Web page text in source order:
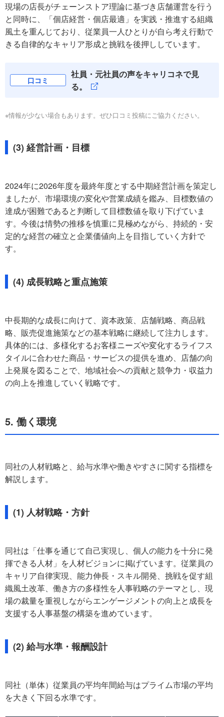
現場の店長がチェーンストア理論に基づき店舗運営を行う
と同時に、「個店経営・個店最適」を実践・推進する組織
風土を重んじており、従業員一人ひとりが自ら考え行動で
きる自律的なキャリア形成と挑戦を後押ししています。
口コミ
社員・元社員の声をキャリコネで見
る。
※情報が少ない場合もあります。ぜひ口コミ投稿にご協力ください。
(3) 経営計画・目標
2024年に2026年度を最終年度とする中期経営計画を策定し
ましたが、市場環境の変化や営業成績を鑑み、目標数値の
達成が困難であると判断して目標数値を取り下げていま
す。今後は情勢の推移を慎重に見極めながら、持続的・安
定的な経営の確立と企業価値向上を目指していく方針で
す。
(4) 成長戦略と重点施策
中長期的な成長に向けて、資本政策、店舗戦略、商品戦
略、販売促進施策などの基本戦略に継続して注力します。
具体的には、多様化するお客様ニーズや変化するライフス
タイルに合わせた商品・サービスの提供を進め、店舗の向
上発展を図ることで、地域社会への貢献と競争力・収益力
の向上を推進していく戦略です。
5. 働く環境
同社の人材戦略と、給与水準や働きやすさに関する指標を
解説します。
(1) 人材戦略・方針
同社は「仕事を通じて自己実現し、個人の能力を十分に発
揮できる人材」を人材ビジョンに掲げています。従業員の
キャリア自律実現、能力伸長・スキル開発、挑戦を促す組
織風土改革、働き方の多様性を人事戦略のテーマとし、現
場の裁量を重視しながらエンゲージメントの向上と成長を
支援する人事基盤の構築を進めています。
(2) 給与水準・報酬設計
同社（単体）従業員の平均年間給与はプライム市場の平均
を大きく下回る水準です。